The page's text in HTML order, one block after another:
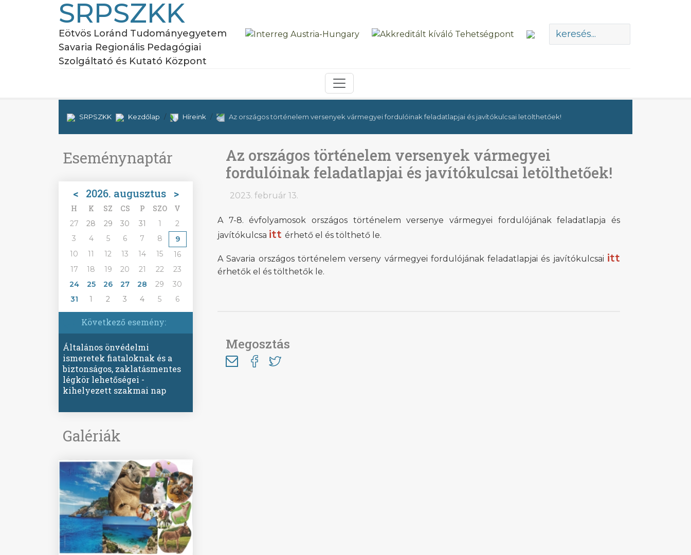
SRPSZKK
Eötvös Loránd Tudományegyetem
Savaria Regionális Pedagógiai
Szolgáltató és Kutató Központ
SRPSZKK Kezdőlap Híreink Az országos történelem versenyek vármegyei fordulóinak feladatlapjai és javítókulcsai letölthetőek!
Eseménynaptár
< 2026. augusztus >
H K SZ CS P SZO V
27 28 29 30 31 1
2
3
4 5 6 7 8
9
10
11 12 13 14 15
16
17
18 19 20 21 22
23
24
25 26 27 28 29
30
31
1 2 3 4 5 6
Következő esemény:
Általános önvédelmi
ismeretek fiataloknak és a
biztonságos, zaklatásmentes
légkör lehetőségei -
kihelyezett szakmai nap
Galériák
Az országos történelem versenyek vármegyei
fordulóinak feladatlapjai és javítókulcsai letölthetőek!
2023. február 13.
A 7-8. évfolyamosok országos történelem versenye vármegyei fordulójának feladatlapja és
javítókulcsa itt érhető el és tölthető le.
A Savaria országos történelem verseny vármegyei fordulójának feladatlapjai és javítókulcsai itt
érhetők el és tölthetők le.
Megosztás